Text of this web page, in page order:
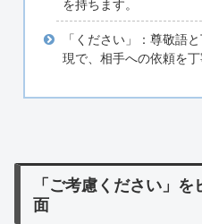
を持ちます。
「ください」：尊敬語
現で、相手への依頼を丁
「ご考慮ください」
面